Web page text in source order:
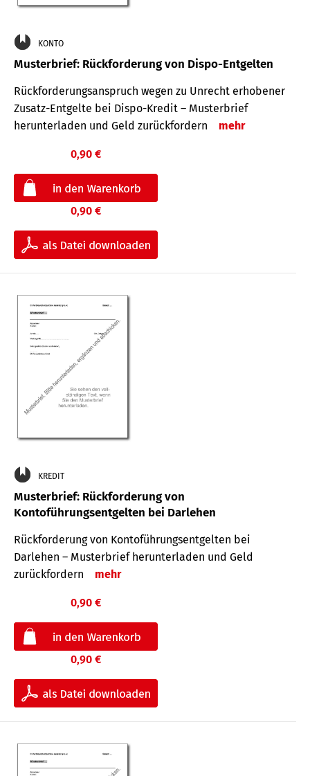
KONTO
Musterbrief: Rückforderung von Dispo-Entgelten
Rückforderungsanspruch wegen zu Unrecht erhobener
Zusatz-Entgelte bei Dispo-Kredit – Musterbrief
herunterladen und Geld zurückfordern
mehr
0,90 €
0,90 €
KREDIT
Musterbrief: Rückforderung von
Kontoführungsentgelten bei Darlehen
Rückforderung von Kontoführungsentgelten bei
Darlehen – Musterbrief herunterladen und Geld
zurückfordern
mehr
0,90 €
0,90 €